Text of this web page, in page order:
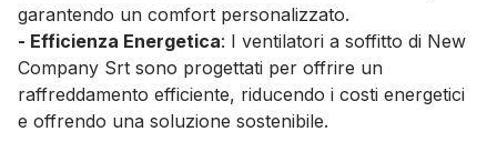
garantendo un comfort personalizzato.
- Efficienza Energetica: I ventilatori a soffitto di New
Company Srt sono progettati per offrire un
raffreddamento efficiente, riducendo i costi energetici
e offrendo una soluzione sostenibile.